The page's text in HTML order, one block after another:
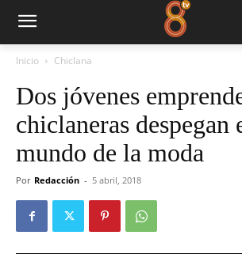
Inicio Chiclana
Dos jóvenes
chiclaneras despegan
mundo de la moda
Por Redacción - 5 abril, 2018